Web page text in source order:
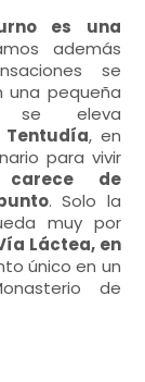
es una
además
se
una pequeña
se eleva
Tentudía, en
para vivir
carece de
. Solo la
muy por
Láctea, en
único en un
de